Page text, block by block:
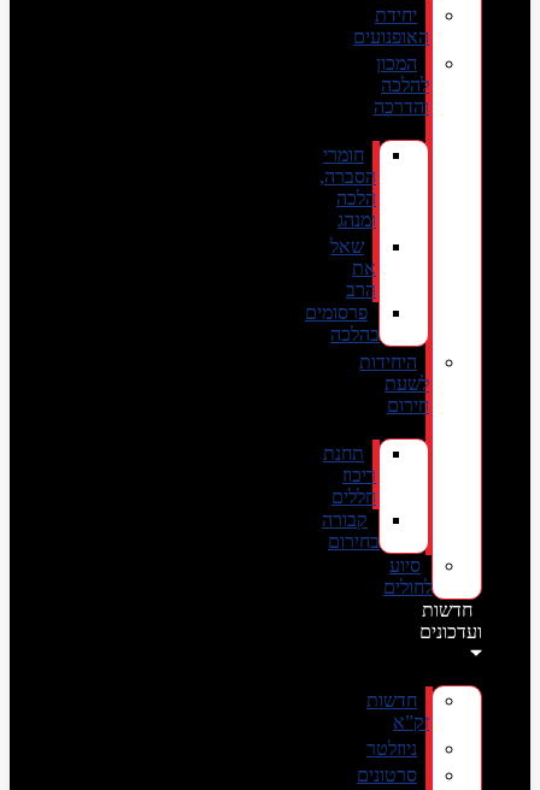
יחידת
האופנועים
המכון
להלכה
והדרכה
חומרי
הסברה,
הלכה
ומנהג
שאל
את
הרב
פרסומים
בהלכה
היחידות
לשעת
חירום
תחנת
ריכוז
חללים
קבורה
בחירום
סיוע
לחולים
חדשות
ועדכונים
חדשות
זק”א
ניוזלטר
סרטונים